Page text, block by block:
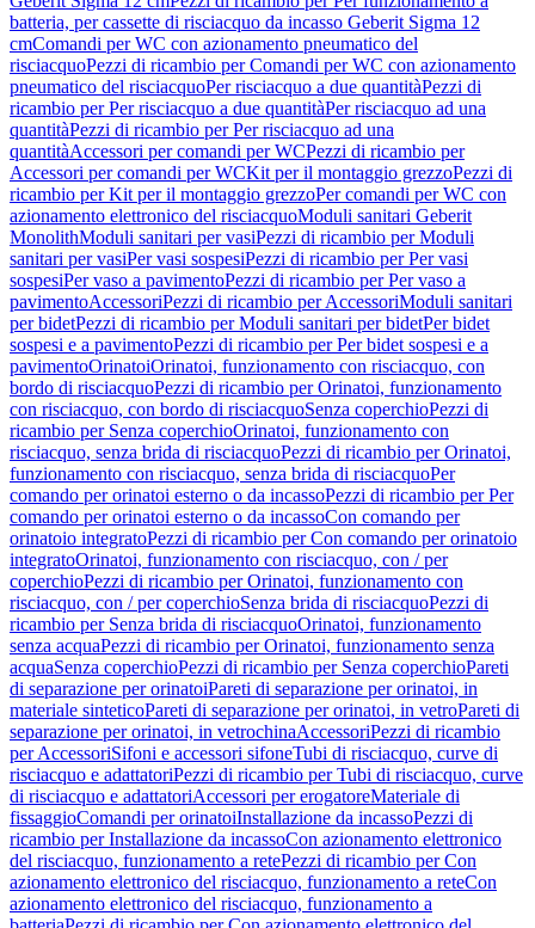
batteria, per cassette di risciacquo da incasso Geberit Sigma 12
cmComandi per WC con azionamento pneumatico del
risciacquoPezzi di ricambio per Comandi per WC con azionamento
pneumatico del risciacquoPer risciacquo a due quantitàPezzi di
ricambio per Per risciacquo a due quantitàPer risciacquo ad una
quantitàPezzi di ricambio per Per risciacquo ad una
quantitàAccessori per comandi per WCPezzi di ricambio per
Accessori per comandi per WCKit per il montaggio grezzoPezzi di
ricambio per Kit per il montaggio grezzoPer comandi per WC con
azionamento elettronico del risciacquoModuli sanitari Geberit
MonolithModuli sanitari per vasiPezzi di ricambio per Moduli
sanitari per vasiPer vasi sospesiPezzi di ricambio per Per vasi
sospesiPer vaso a pavimentoPezzi di ricambio per Per vaso a
pavimentoAccessoriPezzi di ricambio per AccessoriModuli sanitari
per bidetPezzi di ricambio per Moduli sanitari per bidetPer bidet
sospesi e a pavimentoPezzi di ricambio per Per bidet sospesi e a
pavimentoOrinatoiOrinatoi, funzionamento con risciacquo, con
bordo di risciacquoPezzi di ricambio per Orinatoi, funzionamento
con risciacquo, con bordo di risciacquoSenza coperchioPezzi di
ricambio per Senza coperchioOrinatoi, funzionamento con
risciacquo, senza brida di risciacquoPezzi di ricambio per Orinatoi,
funzionamento con risciacquo, senza brida di risciacquoPer
comando per orinatoi esterno o da incassoPezzi di ricambio per Per
comando per orinatoi esterno o da incassoCon comando per
orinatoio integratoPezzi di ricambio per Con comando per orinatoio
integratoOrinatoi, funzionamento con risciacquo, con / per
coperchioPezzi di ricambio per Orinatoi, funzionamento con
risciacquo, con / per coperchioSenza brida di risciacquoPezzi di
ricambio per Senza brida di risciacquoOrinatoi, funzionamento
senza acquaPezzi di ricambio per Orinatoi, funzionamento senza
acquaSenza coperchioPezzi di ricambio per Senza coperchioPareti
di separazione per orinatoiPareti di separazione per orinatoi, in
materiale sinteticoPareti di separazione per orinatoi, in vetroPareti di
separazione per orinatoi, in vetrochinaAccessoriPezzi di ricambio
per AccessoriSifoni e accessori sifoneTubi di risciacquo, curve di
risciacquo e adattatoriPezzi di ricambio per Tubi di risciacquo, curve
di risciacquo e adattatoriAccessori per erogatoreMateriale di
fissaggioComandi per orinatoiInstallazione da incassoPezzi di
ricambio per Installazione da incassoCon azionamento elettronico
del risciacquo, funzionamento a retePezzi di ricambio per Con
azionamento elettronico del risciacquo, funzionamento a reteCon
azionamento elettronico del risciacquo, funzionamento a